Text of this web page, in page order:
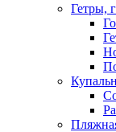
Гетры,